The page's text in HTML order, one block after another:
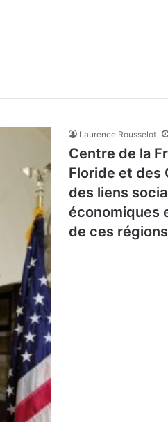
Laurence Rousselot
Centre de la
Floride et des
des liens
économiques
de ces régions